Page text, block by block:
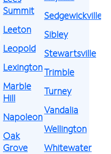
Summit
Leeton
Leopold
Lexington
Marble
Hill
Napoleon
Oak
Grove
Sedgewickville
Sibley
Stewartsville
Trimble
Turney
Vandalia
Wellington
Whitewater